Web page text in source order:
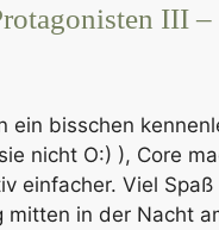
III –
ein bisschen
nicht O:) ), Core
einfacher. Viel
in der Nacht